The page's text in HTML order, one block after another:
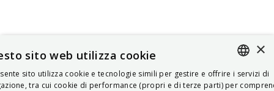
ITALIAN
×
sito web utilizza cookie
sito utilizza cookie e tecnologie simili per gestire e offrire i servizi di
tra cui cookie di performance (propri e di terze parti) per